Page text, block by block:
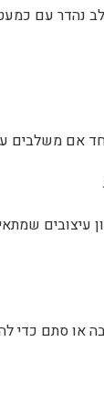
נהדר עם
אם
עיצובים
או סתם